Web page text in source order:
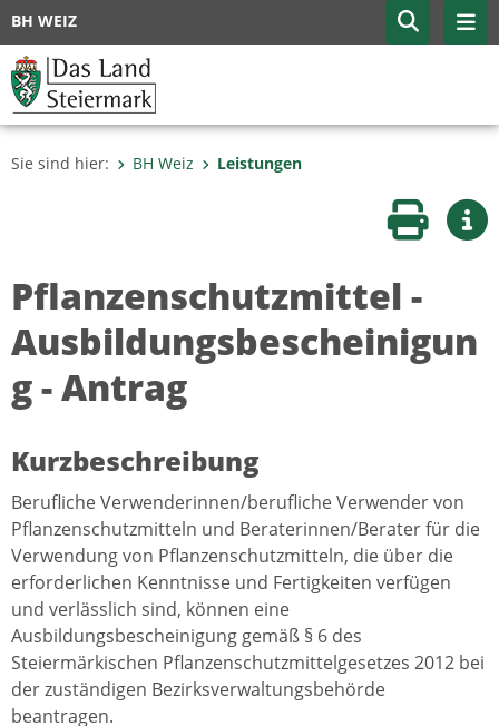
BH WEIZ
Sie sind hier: BH Weiz Leistungen
Seite
Pflanzenschutzmittel -
Ausbildungsbescheinigun
g - Antrag
Kurzbeschreibung
Berufliche Verwenderinnen/berufliche Verwender von
Pflanzenschutzmitteln und Beraterinnen/Berater für die
Verwendung von Pflanzenschutzmitteln, die über die
erforderlichen Kenntnisse und Fertigkeiten verfügen
und verlässlich sind, können eine
Ausbildungsbescheinigung gemäß § 6 des
Steiermärkischen Pflanzenschutzmittelgesetzes 2012 bei
der zuständigen Bezirksverwaltungsbehörde
beantragen.